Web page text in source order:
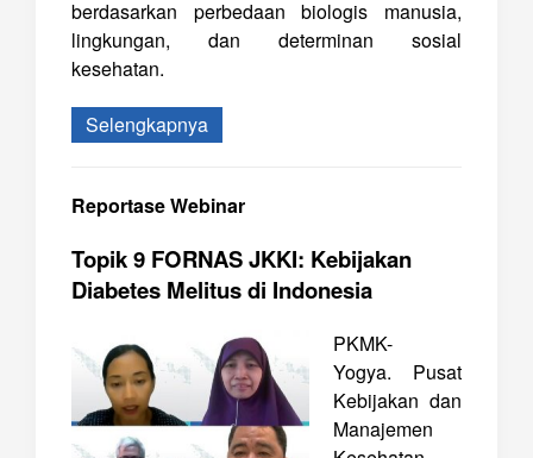
berdasarkan perbedaan biologis manusia,
lingkungan, dan determinan sosial
kesehatan.
Selengkapnya
Reportase Webinar
Topik 9 FORNAS JKKI: Kebijakan
Diabetes Melitus di Indonesia
PKMK-
Yogya. Pusat
Kebijakan dan
Manajemen